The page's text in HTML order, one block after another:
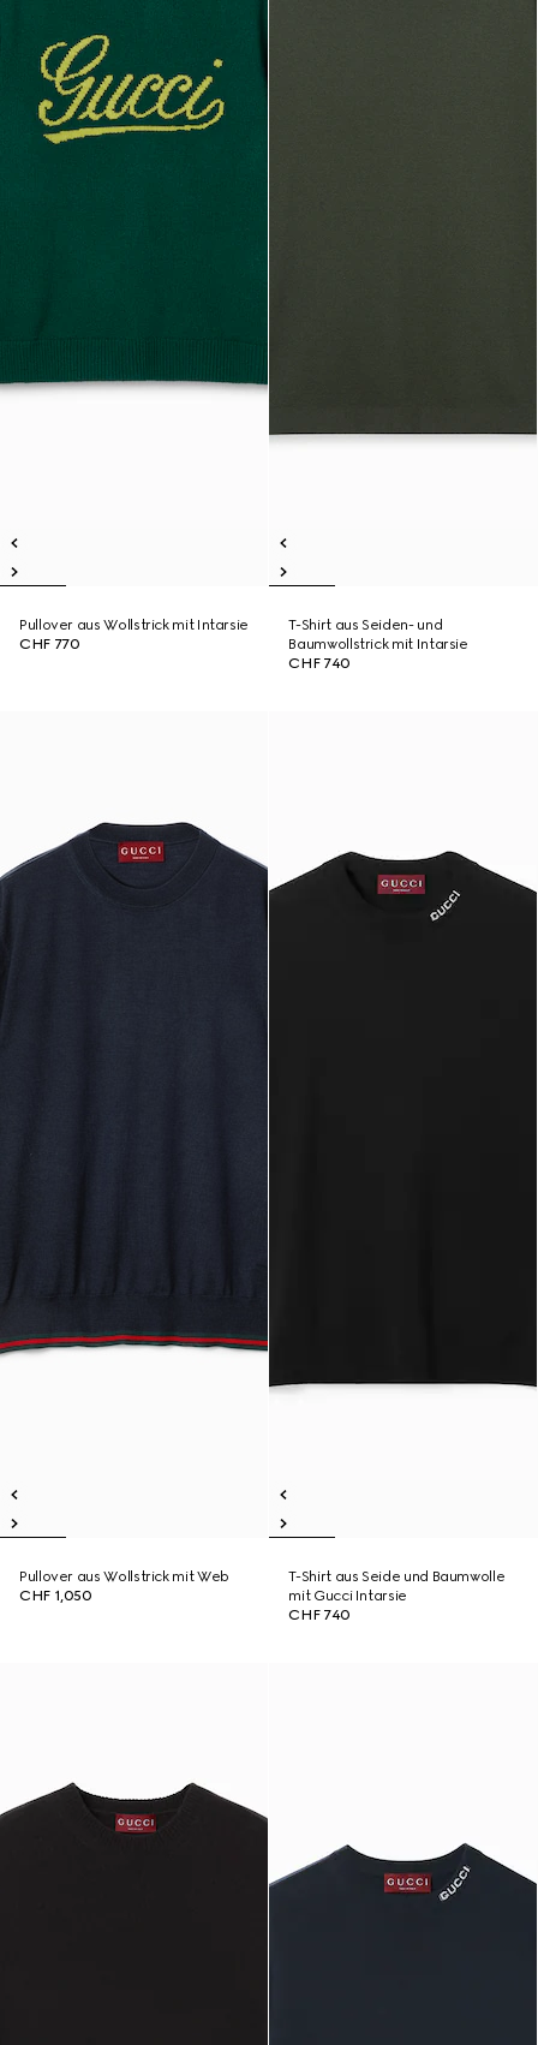
Pullover aus Wollstrick mit Intarsie
CHF 770
T-Shirt aus Seiden- und
Baumwollstrick mit Intarsie
CHF 740
Pullover aus Wollstrick mit Web
CHF 1,050
T-Shirt aus Seide und Baumwolle
mit Gucci Intarsie
CHF 740